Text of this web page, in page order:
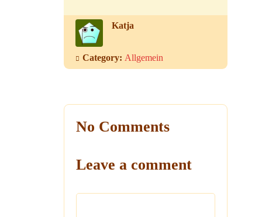
Katja
Category: Allgemein
No Comments
Leave a comment